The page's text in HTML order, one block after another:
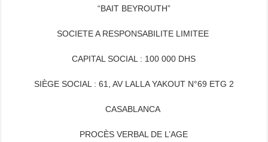
“BAIT BEYROUTH”
SOCIETE A RESPONSABILITE LIMITEE
CAPITAL SOCIAL : 100 000 DHS
SIÈGE SOCIAL : 61, AV LALLA YAKOUT N°69 ETG 2
CASABLANCA
PROCÈS VERBAL DE L’AGE